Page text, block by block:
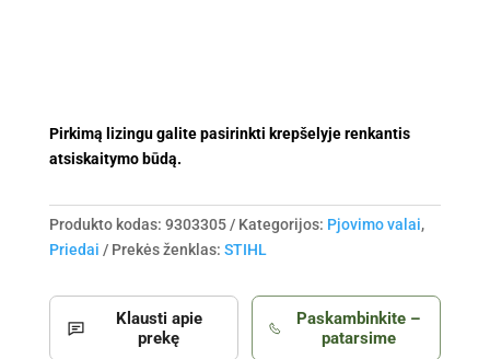
Pirkimą lizingu galite pasirinkti krepšelyje renkantis
atsiskaitymo būdą.
Produkto kodas: 9303305 Kategorijos: Pjovimo valai,
Priedai
Prekės ženklas: STIHL
Klausti apie
prekę
Paskambinkite –
patarsime